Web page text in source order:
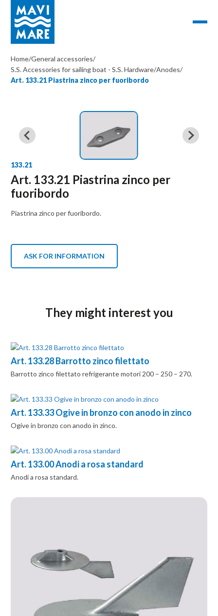
Home/General accessories/
S.S. Accessories for sailing boat - S.S. Hardware/Anodes/
Art. 133.21 Piastrina zinco per fuoribordo
133.21
Art. 133.21 Piastrina zinco per
fuoribordo
Piastrina zinco per fuoribordo.
ASK FOR INFORMATION
They might interest you
Art. 133.28 Barrotto zinco filettato
Barrotto zinco filettato refrigerante motori 200 – 250 – 270.
Art. 133.33 Ogive in bronzo con anodo in zinco
Ogive in bronzo con anodo in zinco.
Art. 133.00 Anodi a rosa standard
Anodi a rosa standard.